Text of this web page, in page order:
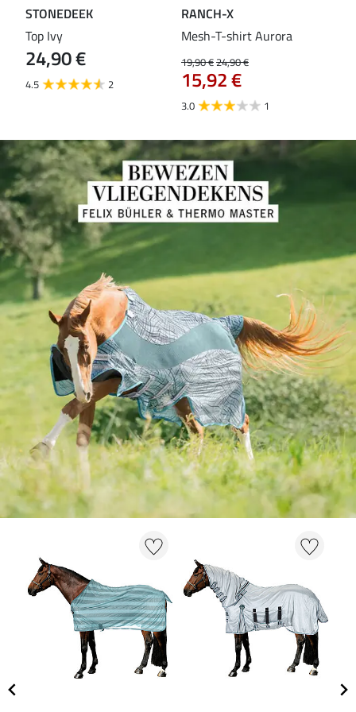
STONEDEEK
Top Ivy
24,90 €
4.5 2
RANCH-X
Mesh-T-shirt Aurora
19,90 €24,90 €
15,92 €
3.0 1